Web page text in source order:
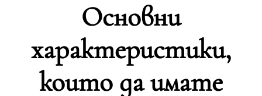
Основни
характеристики,
които да имате